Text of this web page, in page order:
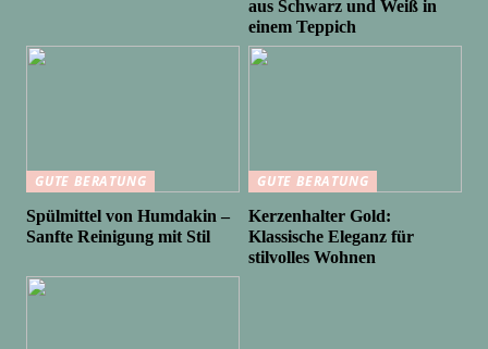
aus Schwarz und Weiß in
einem Teppich
GUTE BERATUNG
Spülmittel von Humdakin –
Sanfte Reinigung mit Stil
GUTE BERATUNG
Kerzenhalter Gold:
Klassische Eleganz für
stilvolles Wohnen